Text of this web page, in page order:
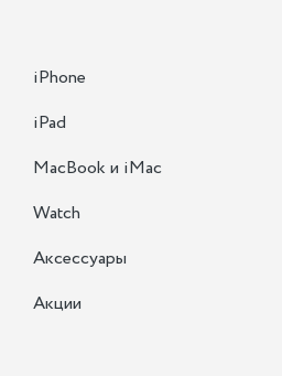
iPhone
iPad
MacBook и iMac
Watch
Аксессуары
Акции